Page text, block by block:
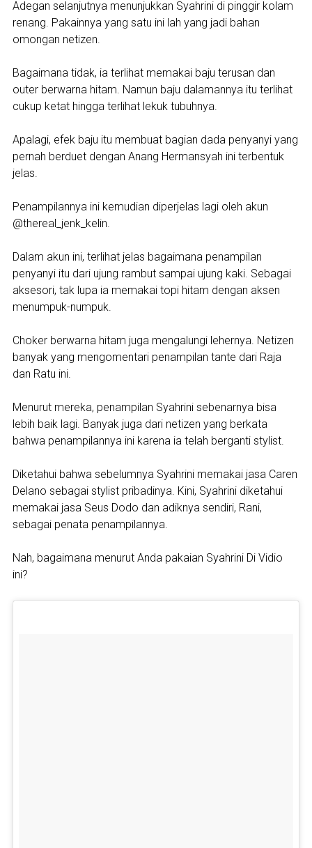
Adegan selanjutnya menunjukkan Syahrini di pinggir kolam
renang. Pakainnya yang satu ini lah yang jadi bahan
omongan netizen.
Bagaimana tidak, ia terlihat memakai baju terusan dan
outer berwarna hitam. Namun baju dalamannya itu terlihat
cukup ketat hingga terlihat lekuk tubuhnya.
Apalagi, efek baju itu membuat bagian dada penyanyi yang
pernah berduet dengan Anang Hermansyah ini terbentuk
jelas.
Penampilannya ini kemudian diperjelas lagi oleh akun
@thereal_jenk_kelin.
Dalam akun ini, terlihat jelas bagaimana penampilan
penyanyi itu dari ujung rambut sampai ujung kaki. Sebagai
aksesori, tak lupa ia memakai topi hitam dengan aksen
menumpuk-numpuk.
Choker berwarna hitam juga mengalungi lehernya. Netizen
banyak yang mengomentari penampilan tante dari Raja
dan Ratu ini.
Menurut mereka, penampilan Syahrini sebenarnya bisa
lebih baik lagi. Banyak juga dari netizen yang berkata
bahwa penampilannya ini karena ia telah berganti stylist.
Diketahui bahwa sebelumnya Syahrini memakai jasa Caren
Delano sebagai stylist pribadinya. Kini, Syahrini diketahui
memakai jasa Seus Dodo dan adiknya sendiri, Rani,
sebagai penata penampilannya.
Nah, bagaimana menurut Anda pakaian Syahrini Di Vidio
ini?